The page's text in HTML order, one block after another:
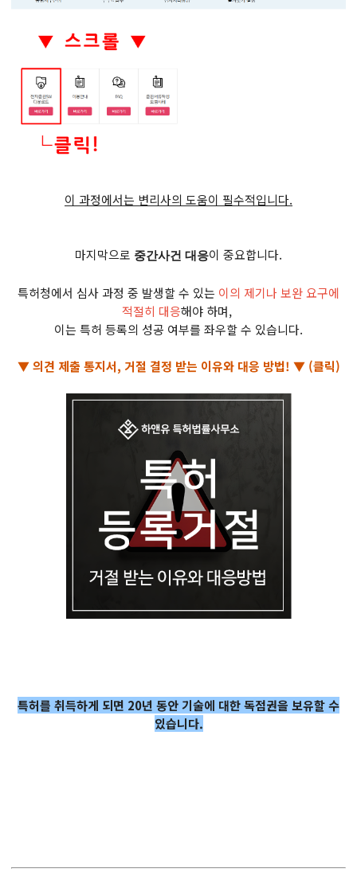
이 과정에서는 변리사의 도움이 필수적입니다.
마지막으로 중간사건 대응이 중요합니다.
특허청에서 심사 과정 중 발생할 수 있는 이의 제기나 보완 요구에
적절히 대응해야 하며,
이는 특허 등록의 성공 여부를 좌우할 수 있습니다.
▼ 의견 제출 통지서, 거절 결정 받는 이유와 대응 방법! ▼ (클릭)
특허를 취득하게 되면 20년 동안 기술에 대한 독점권을 보유할 수
있습니다.